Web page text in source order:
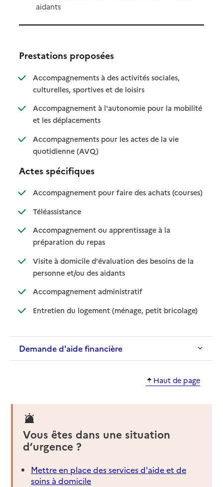
aidants
Prestations proposées
Accompagnements à des activités sociales,
culturelles, sportives et de loisirs: disponible
: non disponible
Accompagnement à l'autonomie pour la mobilité
et les déplacements: disponible
: non disponible
Accompagnements pour les actes de la vie
quotidienne (AVQ): disponible
: non disponible
Actes spécifiques
Accompagnement pour faire des achats (courses)
:
: non
Téléassistance: disponible
: non disponible
Accompagnement ou apprentissage à la
préparation du repas: disponible
: non disponible
Visite à domicile d'évaluation des besoins de la
personne et/ou des aidants: disponible
: non disponible
Accompagnement administratif: disponible
: non disponible
Entretien du logement (ménage, petit bricolage): disponible
: non
Demande d'aide financière
Haut de page
Vous êtes dans une situation
d’urgence ?
Mettre en place des services d'aide et de
soins à domicile